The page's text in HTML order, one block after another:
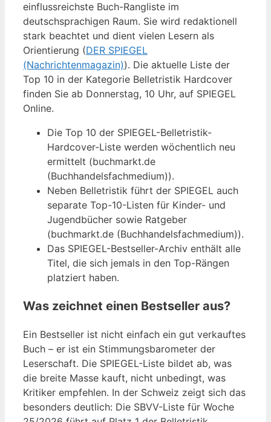
einflussreichste Buch-Rangliste im
deutschsprachigen Raum. Sie wird redaktionell
stark beachtet und dient vielen Lesern als
Orientierung (DER SPIEGEL
(Nachrichtenmagazin)). Die aktuelle Liste der
Top 10 in der Kategorie Belletristik Hardcover
finden Sie ab Donnerstag, 10 Uhr, auf SPIEGEL
Online.
Die Top 10 der SPIEGEL-Belletristik-
Hardcover-Liste werden wöchentlich neu
ermittelt (buchmarkt.de
(Buchhandelsfachmedium)).
Neben Belletristik führt der SPIEGEL auch
separate Top-10-Listen für Kinder- und
Jugendbücher sowie Ratgeber
(buchmarkt.de (Buchhandelsfachmedium)).
Das SPIEGEL-Bestseller-Archiv enthält alle
Titel, die sich jemals in den Top-Rängen
platziert haben.
Was zeichnet einen Bestseller aus?
Ein Bestseller ist nicht einfach ein gut verkauftes
Buch – er ist ein Stimmungsbarometer der
Leserschaft. Die SPIEGEL-Liste bildet ab, was
die breite Masse kauft, nicht unbedingt, was
Kritiker empfehlen. In der Schweiz zeigt sich das
besonders deutlich: Die SBVV-Liste für Woche